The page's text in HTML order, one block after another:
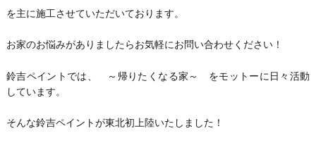
を主に施工させていただいております。
お家のお悩みがありましたらお気軽にお問い合わせください！
鈴吉ペイントでは、 ～帰りたくなる家～ をモットーに日々活動
しています。
そんな鈴吉ペイントが東北初上陸いたしました！